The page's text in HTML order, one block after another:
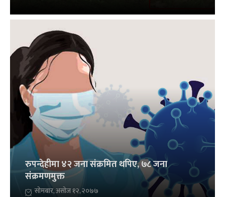
रुपन्देहीमा ४२ जना संक्रमित थपिए, ७८ जना
संक्रमणमुक्त
सोमबार, असोज १२, २०७७